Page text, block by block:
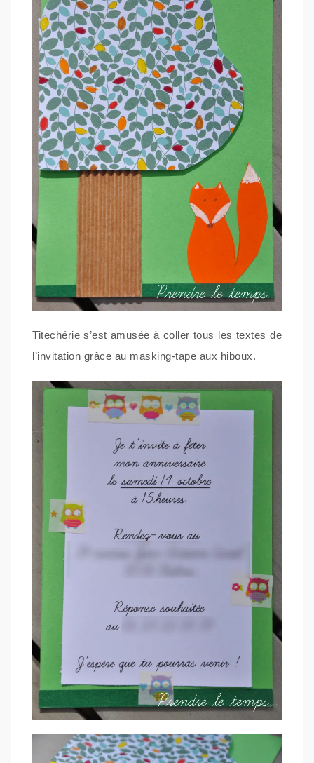
Titechérie s’est amusée à coller tous les textes de
l’invitation grâce au masking-tape aux hiboux.